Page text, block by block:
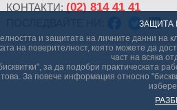
ЗАЩИТА
и защитата на личните данни на
на поверителност, която можете да
част на всяка
за да подобри практическата
За повече информация относно
КОНТАКТИ: (02) 814 41 41